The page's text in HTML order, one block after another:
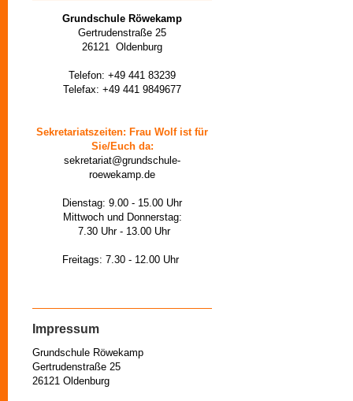
Grundschule Röwekamp
Gertrudenstraße 25
26121 Oldenburg
Telefon: +49 441 83239
Telefax: +49 441 9849677
Sekretariatszeiten: Frau Wolf ist für
Sie/Euch da:
sekretariat@grundschule-
roewekamp.de
Dienstag: 9.00 - 15.00 Uhr
Mittwoch und Donnerstag:
7.30 Uhr - 13.00 Uhr
Freitags: 7.30 - 12.00 Uhr
Impressum
Grundschule Röwekamp
Gertrudenstraße 25
26121 Oldenburg